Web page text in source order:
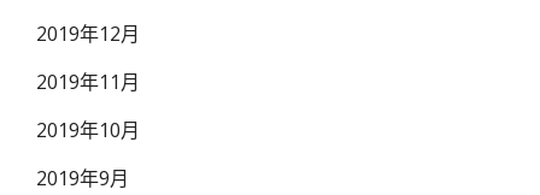
2019年12月
2019年11月
2019年10月
2019年9月